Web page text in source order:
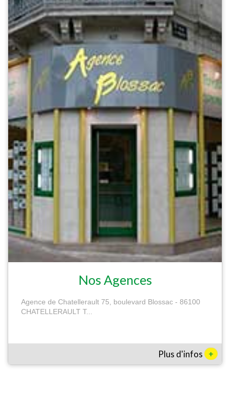
Nos Agences
Agence de Chatellerault 75, boulevard Blossac - 86100
CHATELLERAULT T...
Plus d'infos +